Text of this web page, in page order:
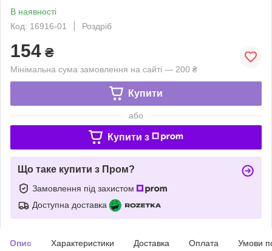
В наявності
Код: 16916-01
Роздріб
154 ₴
Мінімальна сума замовлення на сайті — 200 ₴
Купити
або
Купити з
Що таке купити з Пром?
Замовлення під захистом
Доступна доставка
Опис Характеристики Доставка Оплата Умови